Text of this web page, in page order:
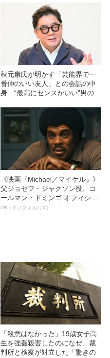
秋元康氏が明かす「芸能界で一
番仲のいい友人」との会話の中
身 “最高にセンスがいい”男の正
《映画『Michael／マイケル』》
父ジョセフ・ジャクソン役、コ
ールマン・ドミンゴ オフィシャ
ルインタビュー“観客を魅了した
PR（キノフィルムズ）
「殺意はなかった」19歳女子高
生を強姦殺害したのになぜ…裁
判所と検察が対立した「驚きの